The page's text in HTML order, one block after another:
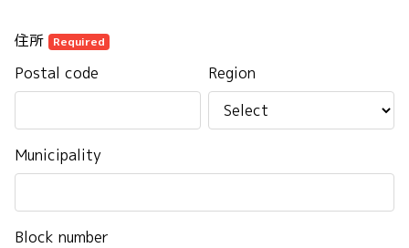
住所 Required
Postal code Region
Municipality
Block number